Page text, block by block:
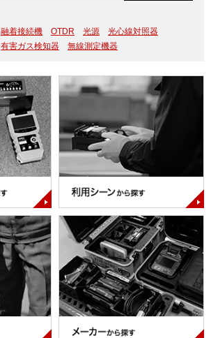
融着接続機 OTDR 光源
光心線対照器
有害ガス検知器 無線測定機器